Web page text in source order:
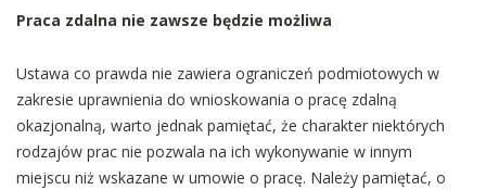
Praca zdalna nie zawsze będzie możliwa
Ustawa co prawda nie zawiera ograniczeń podmiotowych w
zakresie uprawnienia do wnioskowania o pracę zdalną
okazjonalną, warto jednak pamiętać, że charakter niektórych
rodzajów prac nie pozwala na ich wykonywanie w innym
miejscu niż wskazane w umowie o pracę. Należy pamiętać, o